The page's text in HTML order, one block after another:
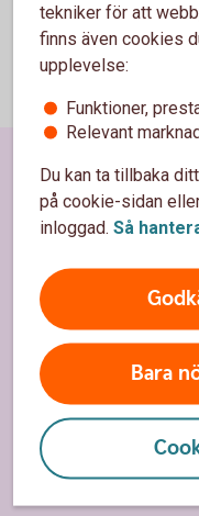
tekniker för att
finns även cookies
upplevelse:
Funktioner,
Relevant
Du kan ta tillbaka
på cookie-sidan
inloggad. Så
Bara
Sidfot
Hitta snabbt
Kundservice
Spärrhjälp
Hitta bankkontor
Bli kund
Priser, räntor och